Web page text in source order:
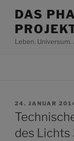
Inhalt
springen
DAS
Leben. Universum.
AM
24. JANUAR
des Lichts